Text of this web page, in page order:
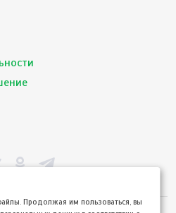
Продолжая им пользоваться, вы